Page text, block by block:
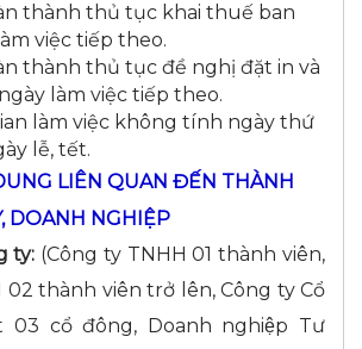
thành thủ tục khai thuế ban
việc tiếp theo.
thành thủ tục đề nghị đặt in và
làm việc tiếp theo.
làm việc không tính ngày thứ
lễ, tết.
LIÊN QUAN ĐẾN THÀNH
DOANH NGHIỆP
ty: (Công ty TNHH 01 thành viên,
02 thành viên trở lên, Công ty Cổ
03 cổ đông, Doanh nghiệp Tư